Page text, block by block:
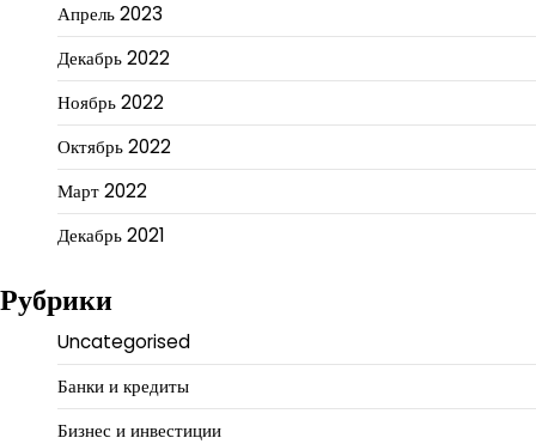
Апрель 2023
Декабрь 2022
Ноябрь 2022
Октябрь 2022
Март 2022
Декабрь 2021
Рубрики
Uncategorised
Банки и кредиты
Бизнес и инвестиции